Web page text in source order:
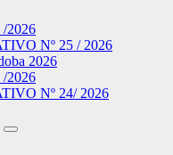
2026
Nº 25 / 2026
2026
2026
Nº 24/ 2026